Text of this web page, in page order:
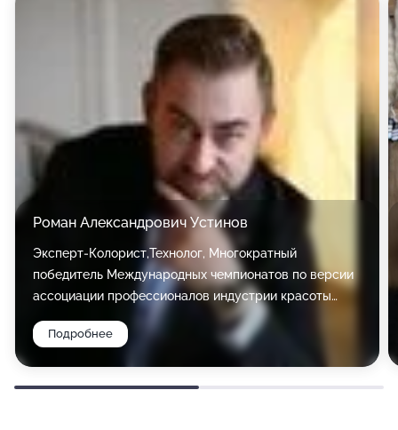
Роман Александрович Устинов
Эксперт-Колорист,Технолог, Многократный
победитель Международных чемпионатов по версии
ассоциации профессионалов индустрии красоты
(ABIP). Сертифицированный судья чемпионатов
России,Европы,Мира. Технолог INNOVATIS, TEFIA,
Подробнее